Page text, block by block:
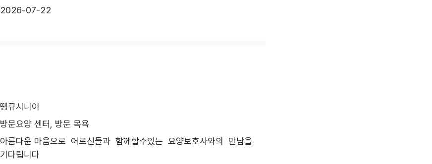
2026-07-22
땡큐시니어
방문요양 센터, 방문 목욕
아름다운 마음으로  어르신들과  함께할수있는  요양보호사와의  만남을
기다립니다